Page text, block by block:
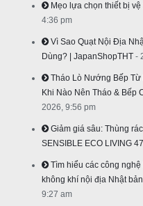
Mẹo lựa chọn thiết bị vệ
4:36 pm
Vì Sao Quạt Nội Địa
Dùng? | JapanShopTHT -
Tháo Lò Nướng Bếp Từ
Khi Nào Nên Tháo & Bếp
2026, 9:56 pm
Giảm giá sâu: Thùng
SENSIBLE ECO LIVING
Tìm hiểu các công nghệ
không khí nội địa Nhật
9:27 am